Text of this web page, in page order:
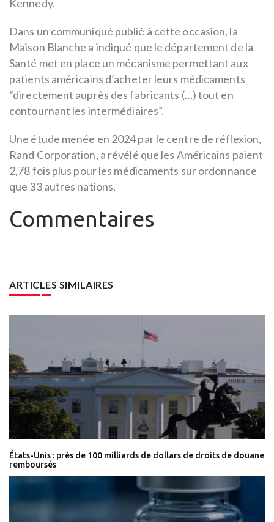
Kennedy.
Dans un communiqué publié à cette occasion, la
Maison Blanche a indiqué que le département de la
Santé met en place un mécanisme permettant aux
patients américains d’acheter leurs médicaments
“directement auprès des fabricants (…) tout en
contournant les intermédiaires”.
Une étude menée en 2024 par le centre de réflexion,
Rand Corporation, a révélé que les Américains paient
2,78 fois plus pour les médicaments sur ordonnance
que 33 autres nations.
Commentaires
ARTICLES SIMILAIRES
États-Unis : près de 100 milliards de dollars de droits de douane
remboursés